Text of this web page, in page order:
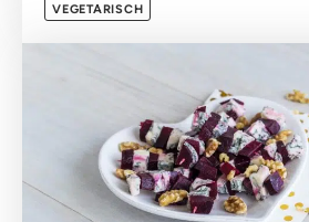
VEGETARISCH